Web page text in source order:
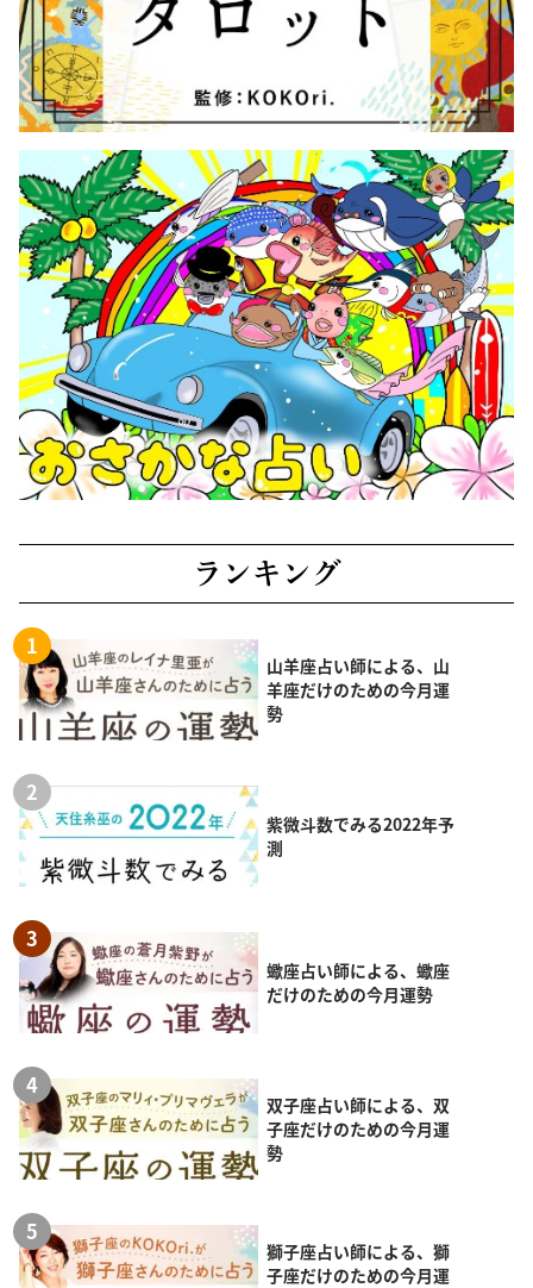
ランキング
山羊座占い師による、山
羊座だけのための今月運
勢
紫微斗数でみる2022年予
測
蠍座占い師による、蠍座
だけのための今月運勢
双子座占い師による、双
子座だけのための今月運
勢
獅子座占い師による、獅
子座だけのための今月運